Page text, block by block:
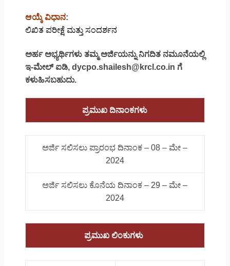
ಆಯ್ಕೆ ವಿಧಾನ:
ಲಿಖಿತ ಪರೀಕ್ಷೆ ಮತ್ತು ಸಂದರ್ಶನ
ಅರ್ಹ ಅಭ್ಯರ್ಥಿಗಳು ತಮ್ಮ ಅರ್ಜಿಯನ್ನು ನಿಗದಿತ ನಮೂನೆಯಲ್ಲಿ
ಇ-ಮೇಲ್ ಐಡಿ, dycpo.shailesh@krcl.co.in ಗೆ
ಕಳುಹಿಸಬಹುದು.
ಪ್ರಮುಖ ದಿನಾಂಕಗಳು
ಅರ್ಜಿ ಸಲಿಸಲು ಪ್ರಾರಂಭ ದಿನಾಂಕ – 08 – ಮೇ –
2024
ಅರ್ಜಿ ಸಲಿಸಲು ಕೊನೆಯ ದಿನಾಂಕ – 29 – ಮೇ –
2024
ಪ್ರಮುಖ ಲಿಂಕುಗಳು